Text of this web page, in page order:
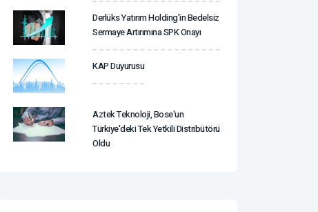
Derlüks Yatırım Holding'in Bedelsiz
Sermaye Artırımına SPK Onayı
KAP Duyurusu
Aztek Teknoloji, Bose'un
Türkiye'deki Tek Yetkili Distribütörü
Oldu